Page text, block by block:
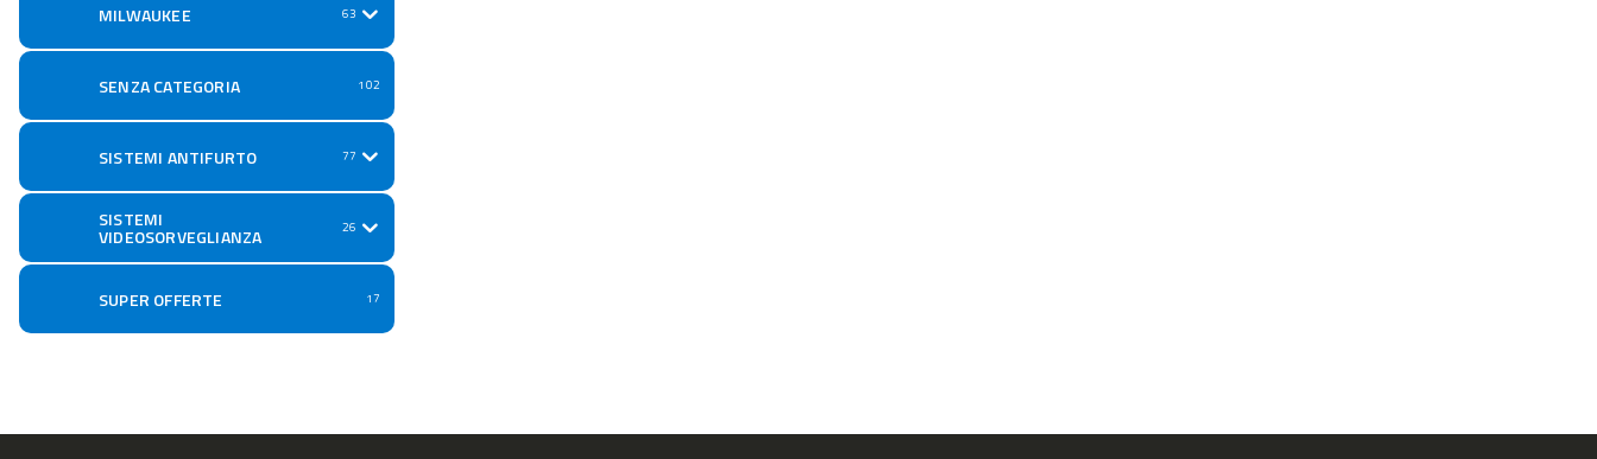
MILWAUKEE 63
SENZA CATEGORIA 102
SISTEMI ANTIFURTO 77
SISTEMI
VIDEOSORVEGLIANZA 26
SUPER OFFERTE 17